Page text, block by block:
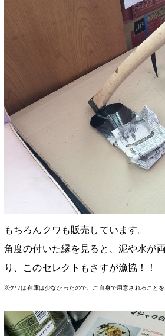
もちろんクワも販売しています。
角度の付いた縁を見ると、泥や水が
り、このセレクトもさすが漁協！！
※クワは在庫は少なかったので、ご自身で用意されることを